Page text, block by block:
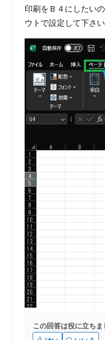
イ
ン
ト
印刷をＢ４にしたい
ウトで設定して下さい
この回答は役に立ちま